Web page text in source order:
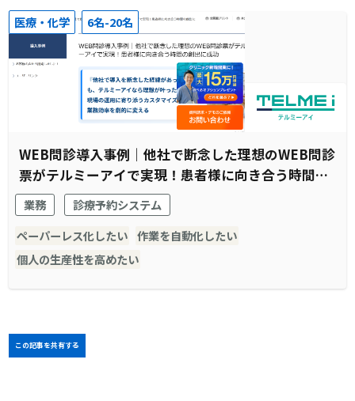
医療・化学 6名-20名
WEB問診導入事例｜他社で断念した理想のWEB問診
票がテルミーアイで実現！患者様に向き合う時間の
創出に成功
業務
診療予約システム
ペーパーレス化したい 作業を自動化したい
個人の生産性を高めたい
この記事を共有する